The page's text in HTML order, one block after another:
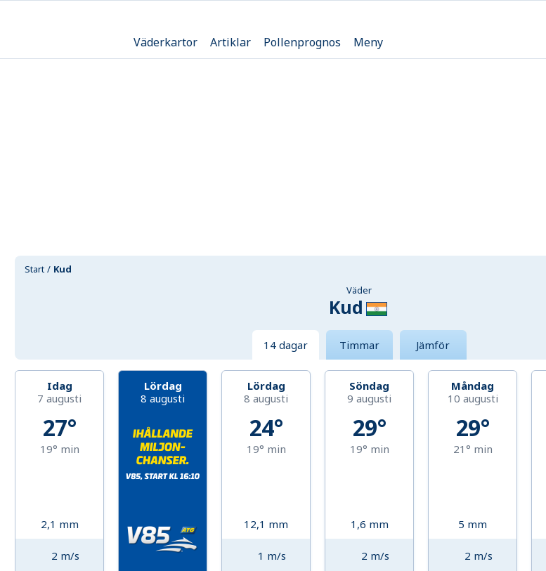
Väderkartor Artiklar Pollenprognos Meny
Start Kud
Väder
Kud
14 dagar Timmar Jämför
Idag
7 augusti
27°
19° min
2,1 mm
2 m/s
Lördag
8 augusti
Lördag
8 augusti
24°
19° min
12,1 mm
1 m/s
Söndag
9 augusti
29°
19° min
1,6 mm
2 m/s
Måndag
10 augusti
29°
21° min
5 mm
2 m/s